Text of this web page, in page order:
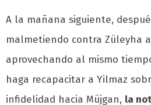
A la mañana siguiente,
malmetiendo contra Züleyha
aprovechando al mismo
haga recapacitar a Yilmaz
infidelidad hacia Müjgan, la